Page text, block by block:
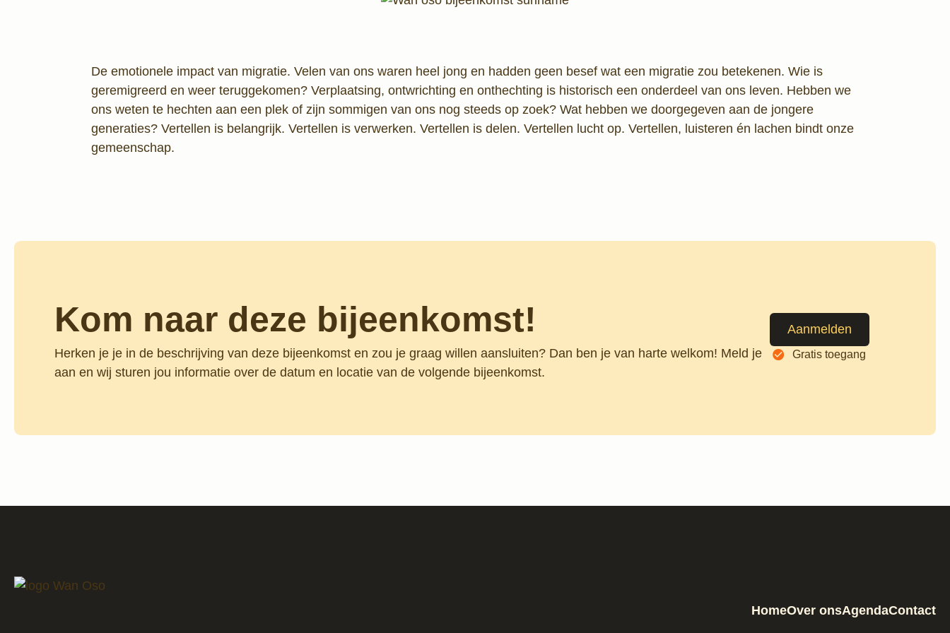
De emotionele impact van migratie. Velen van ons waren heel jong en hadden geen besef wat een migratie zou betekenen. Wie is
geremigreerd en weer teruggekomen? Verplaatsing, ontwrichting en onthechting is historisch een onderdeel van ons leven. Hebben we
ons weten te hechten aan een plek of zijn sommigen van ons nog steeds op zoek? Wat hebben we doorgegeven aan de jongere
generaties? Vertellen is belangrijk. Vertellen is verwerken. Vertellen is delen. Vertellen lucht op. Vertellen, luisteren én lachen bindt onze
gemeenschap.
Kom naar deze bijeenkomst!
Herken je je in de beschrijving van deze bijeenkomst en zou je graag willen aansluiten? Dan ben je van harte welkom! Meld je
aan en wij sturen jou informatie over de datum en locatie van de volgende bijeenkomst.
Aanmelden
Gratis toegang
HomeOver onsAgendaContact